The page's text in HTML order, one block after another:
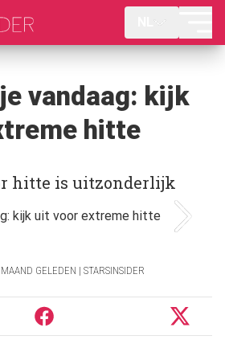
vandaag: kijk
hitte
hitte is uitzonderlijk
GELEDEN | STARSINSIDER